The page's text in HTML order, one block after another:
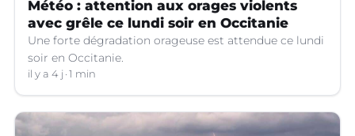
Météo : attention aux orages violents
avec grêle ce lundi soir en Occitanie
Une forte dégradation orageuse est attendue ce lundi
soir en Occitanie.
il y a 4 j 1 min